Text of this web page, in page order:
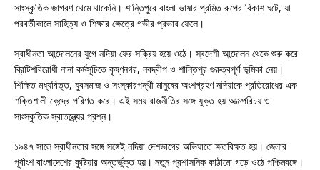
সাংস্কৃতিক জাগরণ থেমে থাকেনি। শান্তিপুরে বাংলা ভাষার প্রমিত রূপের বিকাশ ঘটে, যা
পরবর্তীকালে সাহিত্য ও শিক্ষার ক্ষেত্রে গভীর প্রভাব ফেলে।
স্বাধীনতা আন্দোলনের যুগে নদিয়া ফের সক্রিয় হয়ে ওঠে। স্বদেশী আন্দোলন থেকে শুরু করে
ব্রিটিশবিরোধী নানা কর্মসূচিতে কৃষ্ণনগর, নবদ্বীপ ও শান্তিপুর গুরুত্বপূর্ণ ভূমিকা নেয়।
শিক্ষিত মধ্যবিত্ত, যুবসমাজ ও সংস্কারপন্থী মানুষের অংশগ্রহণ নদিয়াকে প্রতিরোধের এক
শক্তিশালী কেন্দ্রে পরিণত করে। এই সময় রাজনীতির সঙ্গে যুক্ত হয় আত্মপরিচয় ও
সাংস্কৃতিক স্বাতন্ত্র্যের প্রশ্ন।
১৯৪৭ সালে স্বাধীনতার সঙ্গে সঙ্গেই নদিয়া দেশভাগের অভিঘাতে ক্ষতবিক্ষত হয়। জেলার
পূর্বাংশ বাংলাদেশের কুষ্টিয়ার অন্তর্ভুক্ত হয়। নতুন প্রশাসনিক কাঠামো গড়ে ওঠে পশ্চিমবঙ্গে।